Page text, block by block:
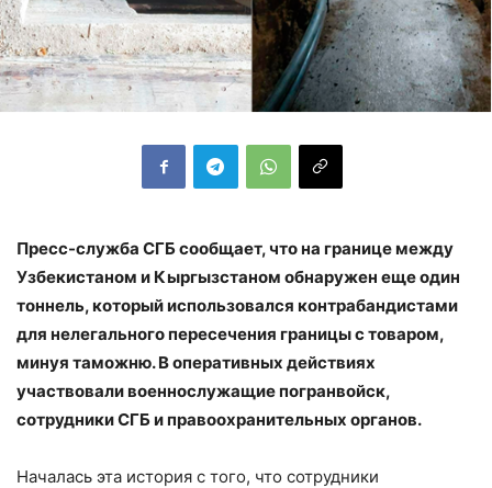
Пресс-служба СГБ сообщает, что на границе между
Узбекистаном и Кыргызстаном обнаружен еще один
тоннель, который использовался контрабандистами
для нелегального пересечения границы с товаром,
минуя таможню. В оперативных действиях
участвовали военнослужащие погранвойск,
сотрудники СГБ и правоохранительных органов.
Началась эта история с того, что сотрудники